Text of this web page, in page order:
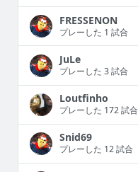
FRESSENON
プレーした 1 試合
JuLe
プレーした 3 試合
Loutfinho
プレーした 172 試合
Snid69
プレーした 12 試合